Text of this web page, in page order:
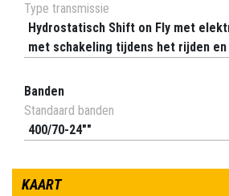
Type transmissie
Hydrostatisch Shift on Fly met
met schakeling tijdens het rijden en
Banden
Standaard banden
400/70-24""
KAART